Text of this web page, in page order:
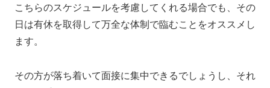
こちらのスケジュールを考慮してくれる場合でも、その
日は有休を取得して万全な体制で臨むことをオススメし
ます。
その方が落ち着いて面接に集中できるでしょうし、それ